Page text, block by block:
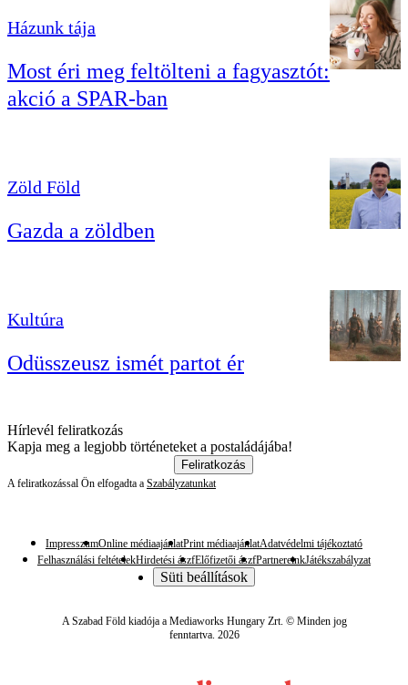
Házunk tája
Most éri meg feltölteni a fagyasztót:
akció a SPAR-ban
Zöld Föld
Gazda a zöldben
Kultúra
Odüsszeusz ismét partot ér
Hírlevél feliratkozás
Kapja meg a legjobb történeteket a postaládájába!
Feliratkozás
A feliratkozással Ön elfogadta a Szabályzatunkat
ImpresszumOnline médiaajánlatPrint médiaajánlatAdatvédelmi tájékoztató
Felhasználási feltételekHirdetési ászfElőfizetői ászfPartnereinkJátékszabályzat
Süti beállítások
A Szabad Föld kiadója a Mediaworks Hungary Zrt. © Minden jog
fenntartva. 2026